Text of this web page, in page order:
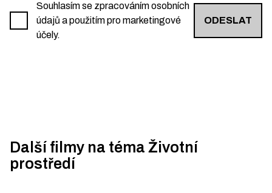
Souhlasím se zpracováním osobních
údajů a použitím pro marketingové
účely.
ODESLAT
Další filmy na téma Životní
prostředí